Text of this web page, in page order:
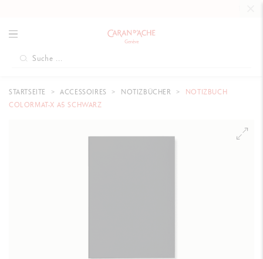
STARTSEITE ACCESSOIRES NOTIZBÜCHER
NOTIZBUCH
COLORMAT-X A5 SCHWARZ